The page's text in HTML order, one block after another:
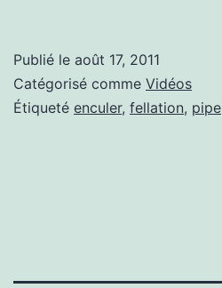
Publié le août 17, 2011
Catégorisé comme Vidéos
Étiqueté enculer, fellation, pipe